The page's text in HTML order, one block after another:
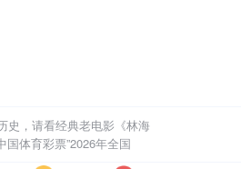
史，请看经典老电影《林海
国体育彩票”2026年全国